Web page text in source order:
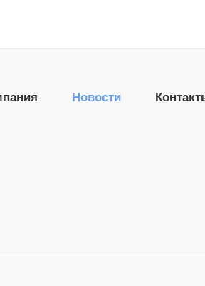
Новости